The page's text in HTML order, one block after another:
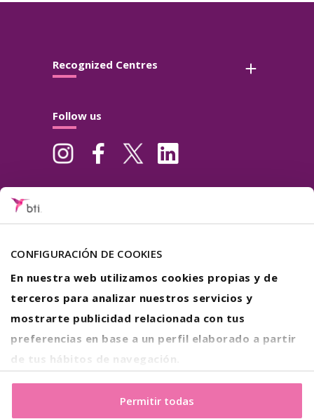
CONFIGURACIÓN DE COOKIES
En nuestra web utilizamos cookies propias y de
terceros para analizar nuestros servicios y
mostrarte publicidad relacionada con tus
preferencias en base a un perfil elaborado a partir
de tus hábitos de navegación.
botón "Permitir todas". También puedes pinchar
Permitir todas
Recognized Centres
Follow us
Subscribe to our Newsletter
legal conditions.
Legal warning
Privacy
Cookies Policy
© 2026 BTI Biotechnology Institute